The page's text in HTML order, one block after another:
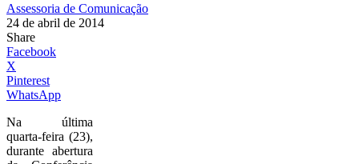
Assessoria de Comunicação
24 de abril de 2014
Share
Facebook
X
Pinterest
WhatsApp
Na última
quarta-feira (23),
durante abertura